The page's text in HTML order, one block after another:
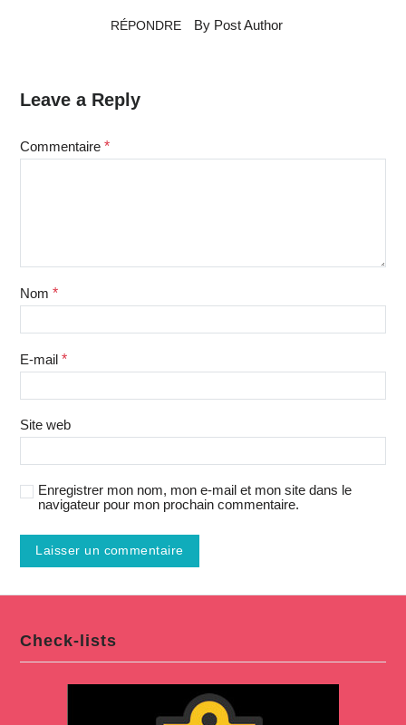
RÉPONDRE By Post Author
Leave a Reply
Commentaire *
Nom *
E-mail *
Site web
Enregistrer mon nom, mon e-mail et mon site dans le
navigateur pour mon prochain commentaire.
Check-lists